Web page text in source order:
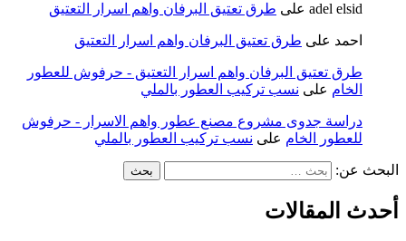
adel elsid على طرق تعتيق البرفان واهم اسرار التعتيق
احمد على طرق تعتيق البرفان واهم اسرار التعتيق
طرق تعتيق البرفان واهم اسرار التعتيق - حرفوش للعطور
الخام على نسب تركيب العطور بالملي
دراسة جدوى مشروع مصنع عطور واهم الاسرار - حرفوش
للعطور الخام على نسب تركيب العطور بالملي
البحث عن:
أحدث المقالات